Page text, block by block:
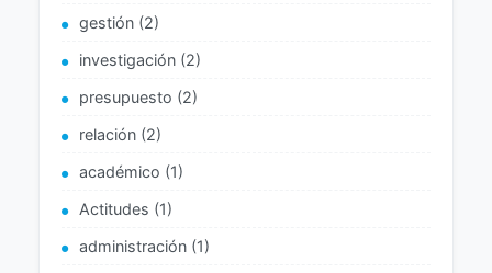
gestión (2)
investigación (2)
presupuesto (2)
relación (2)
académico (1)
Actitudes (1)
administración (1)